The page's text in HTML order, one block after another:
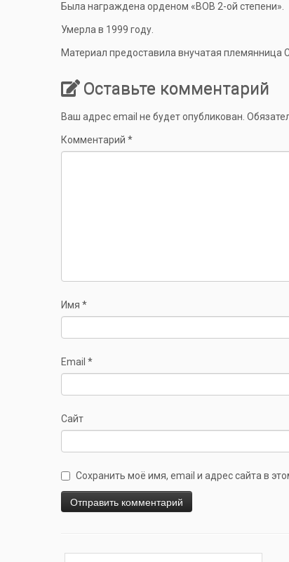
Была награждена орденом «ВОВ 2-ой степени».
Умерла в 1999 году.
Материал предоставила внучатая племянница
Оставьте комментарий
Ваш адрес email не будет опубликован.
Комментарий *
Имя *
Email *
Сайт
Сохранить моё имя, email и адрес сайта в